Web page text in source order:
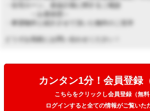
・希望物件と紹介させて頂いた物件のご見学
どうぞお気軽にお問い合わせください！
カンタン1分！会員登録
こちらをクリックし会員登録（無料
ログインすると全ての情報がご覧いた